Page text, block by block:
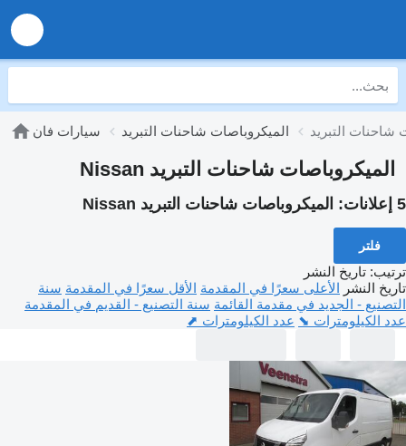
سيارات فان الميكروباصات شاحنات التبريد
الميكروباصات شاحنات التبريد Nissan
5 إعلانات: الميكروباصات شاحنات التبريد Nissan
فلتر
ترتيب: تاريخ النشر
تاريخ النشر الأعلى سعرًا في المقدمة الأقل سعرًا في المقدمة سنة
التصنيع - الجديد في مقدمة القائمة سنة التصنيع - القديم في المقدمة
عدد الكيلومترات ⬊ عدد الكيلومترات ⬈